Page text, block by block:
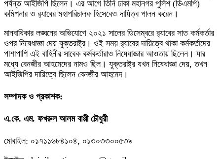
পর্যন্ত আইজিপি ছিলেন। এর আগে তিনি ঢাকা মহানগর পুলিশ (ডিএমপি)
কমিশনার ও র‌্যাবের মহাপরিচালক হিসেবেও দায়িত্ব পালন করেন।
মানবাধিকার লঙ্ঘনের অভিযোগে ২০২১ সালের ডিসেম্বরে র‍্যাবের সাত কর্মকর্তার
ওপর নিষেধাজ্ঞা দেয় যুক্তরাষ্ট্র। ওই সময় র‌্যাবের দায়িত্বে থাকা কর্মকর্তাদের
পাশাপাশি এই বাহিনীর সাবেক কর্মকর্তারাও নিষেধাজ্ঞার আওতায় ছিলেন। যার
মধ্যে বেনজীর আহমেদের নামও ছিল। যুক্তরাষ্ট্র যখন নিষেধাজ্ঞা দেয়, তখন
আইজিপির দায়িত্বে ছিলেন বেনজীর আহমেদ।
সম্পাদক ও প্রকাশক:
এ.কে. এম. ফখরুল আলম বাপ্পী চৌধুরী
মোবাইল: ০১৭১১৬৮৪১০৪, ০১৩০৩৩০০৫৩৯